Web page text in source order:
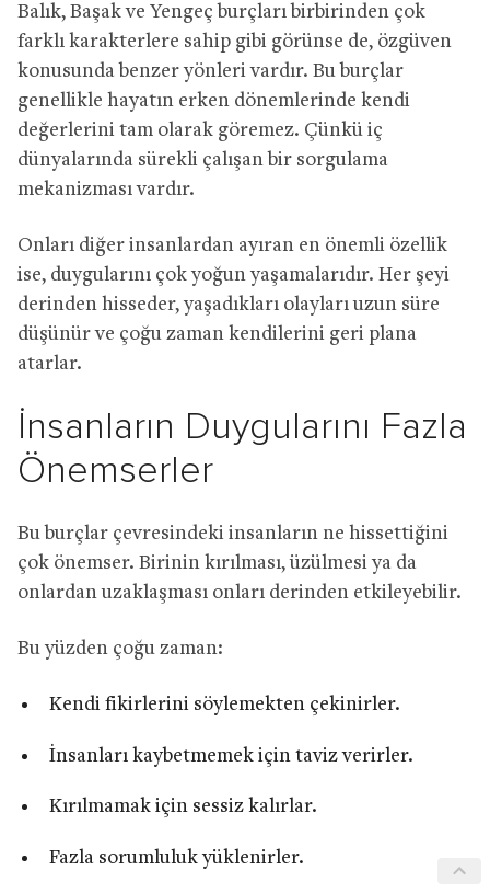
Balık, Başak ve Yengeç burçları birbirinden çok
farklı karakterlere sahip gibi görünse de, özgüven
konusunda benzer yönleri vardır. Bu burçlar
genellikle hayatın erken dönemlerinde kendi
değerlerini tam olarak göremez. Çünkü iç
dünyalarında sürekli çalışan bir sorgulama
mekanizması vardır.
Onları diğer insanlardan ayıran en önemli özellik
ise, duygularını çok yoğun yaşamalarıdır. Her şeyi
derinden hisseder, yaşadıkları olayları uzun süre
düşünür ve çoğu zaman kendilerini geri plana
atarlar.
İnsanların Duygularını Fazla
Önemserler
Bu burçlar çevresindeki insanların ne hissettiğini
çok önemser. Birinin kırılması, üzülmesi ya da
onlardan uzaklaşması onları derinden etkileyebilir.
Bu yüzden çoğu zaman:
Kendi fikirlerini söylemekten çekinirler.
İnsanları kaybetmemek için taviz verirler.
Kırılmamak için sessiz kalırlar.
Fazla sorumluluk yüklenirler.